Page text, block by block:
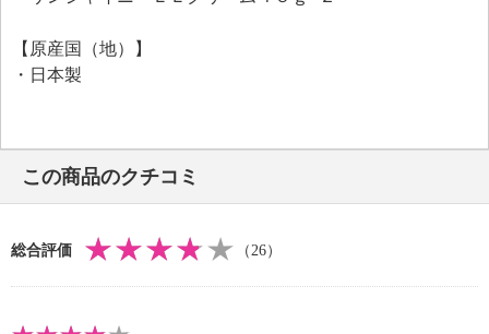
や色ムラをカバーします。
＜配合／無配合表示＞
【原産国（地）】
・日本製
この商品のクチコミ
総合評価 （26）